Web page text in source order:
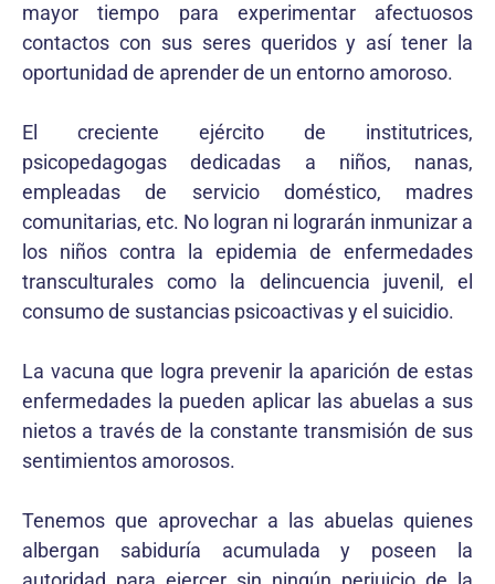
mayor tiempo para experimentar afectuosos
contactos con sus seres queridos y así tener la
oportunidad de aprender de un entorno amoroso.
El creciente ejército de institutrices,
psicopedagogas dedicadas a niños, nanas,
empleadas de servicio doméstico, madres
comunitarias, etc. No logran ni lograrán inmunizar a
los niños contra la epidemia de enfermedades
transculturales como la delincuencia juvenil, el
consumo de sustancias psicoactivas y el suicidio.
La vacuna que logra prevenir la aparición de estas
enfermedades la pueden aplicar las abuelas a sus
nietos a través de la constante transmisión de sus
sentimientos amorosos.
Tenemos que aprovechar a las abuelas quienes
albergan sabiduría acumulada y poseen la